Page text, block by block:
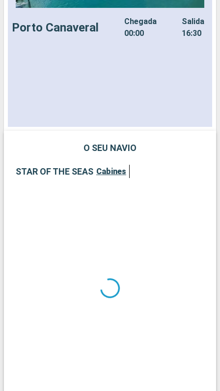
Porto Canaveral
Chegada
00:00
Salida
16:30
O SEU NAVIO
STAR OF THE SEAS Cabines